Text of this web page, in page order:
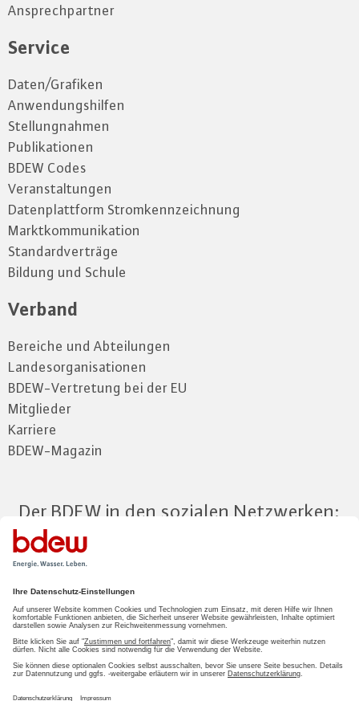
Ansprechpartner
Service
Daten/Grafiken
Anwendungshilfen
Stellungnahmen
Publikationen
BDEW Codes
Veranstaltungen
Datenplattform Stromkennzeichnung
Marktkommunikation
Standardverträge
Bildung und Schule
Verband
Bereiche und Abteilungen
Landesorganisationen
BDEW-Vertretung bei der EU
Mitglieder
Karriere
BDEW-Magazin
Der BDEW in den sozialen Netzwerken:
Zum Mitgliederbereich
LOGIN